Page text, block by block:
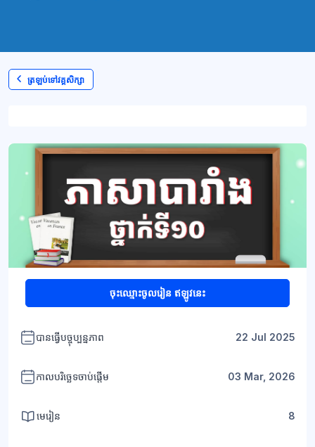
ត្រឡប់ទៅវគ្គសិក្សា
ប្លុក
ចុះឈ្មោះចូលរៀន ឥឡូវនេះ
បានធ្វើបច្ចុប្បន្នភាព 22 Jul 2025
កាលបរិច្ឆេទចាប់ផ្តើម 03 Mar, 2026
មេរៀន 8